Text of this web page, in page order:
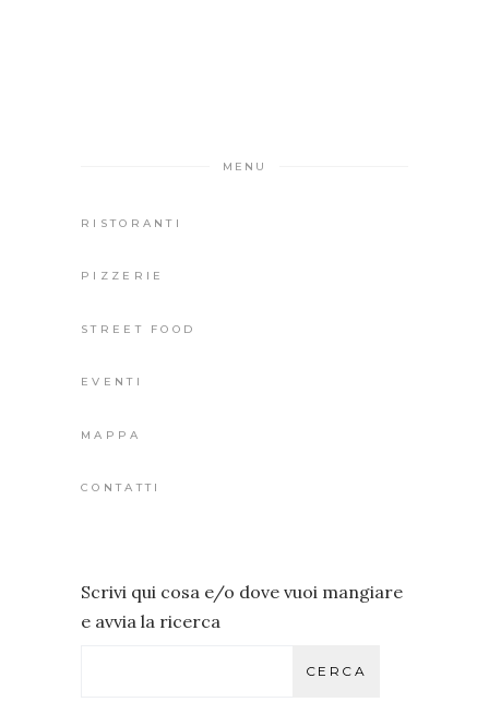
MENU
RISTORANTI
PIZZERIE
STREET FOOD
EVENTI
MAPPA
CONTATTI
Scrivi qui cosa e/o dove vuoi mangiare
e avvia la ricerca
CERCA